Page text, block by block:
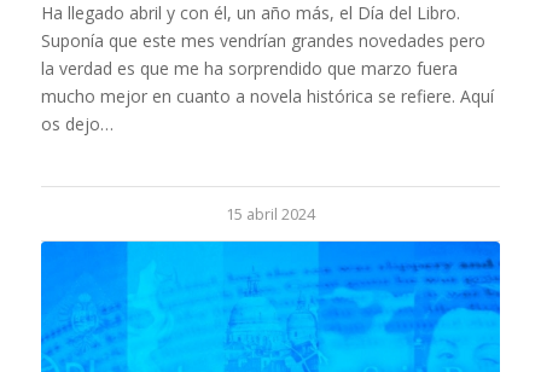
Ha llegado abril y con él, un año más, el Día del Libro.
Suponía que este mes vendrían grandes novedades pero
la verdad es que me ha sorprendido que marzo fuera
mucho mejor en cuanto a novela histórica se refiere. Aquí
os dejo…
15 abril 2024